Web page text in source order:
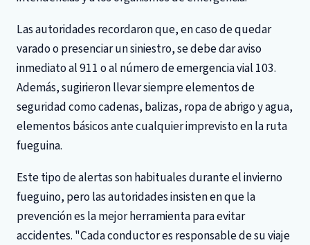
Las autoridades recordaron que, en caso de quedar
varado o presenciar un siniestro, se debe dar aviso
inmediato al 911 o al número de emergencia vial 103.
Además, sugirieron llevar siempre elementos de
seguridad como cadenas, balizas, ropa de abrigo y agua,
elementos básicos ante cualquier imprevisto en la ruta
fueguina.
Este tipo de alertas son habituales durante el invierno
fueguino, pero las autoridades insisten en que la
prevención es la mejor herramienta para evitar
accidentes. "Cada conductor es responsable de su viaje